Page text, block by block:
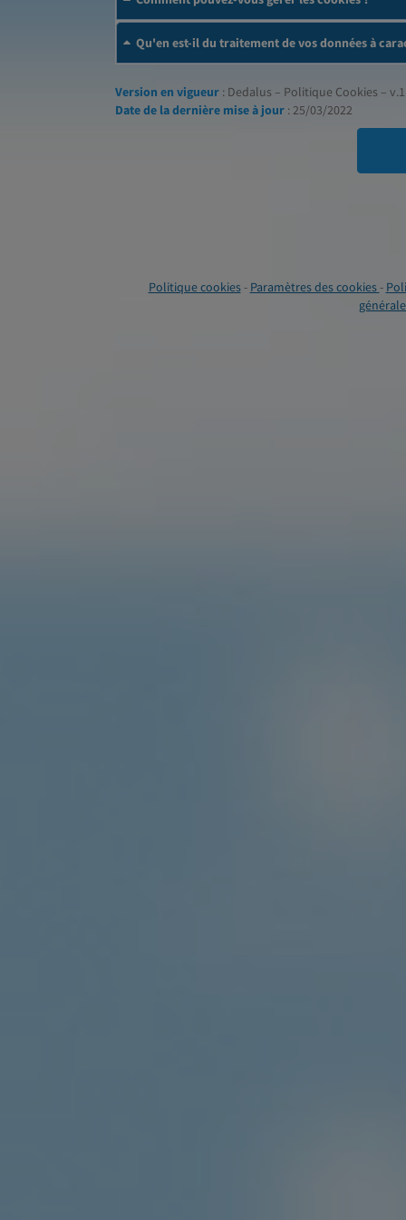
Qu'en est-il du traitement de vos données à
Version en vigueur : Dedalus – Politique Cookies –
Date de la dernière mise à jour : 25/03/2022
Politique cookies- Paramètres des cookies-